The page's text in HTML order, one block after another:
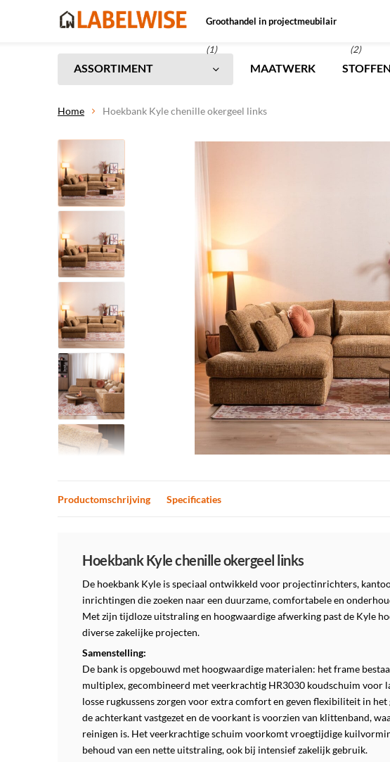
Groothandel in projectmeubilair
(1) (2)
ASSORTIMENT MAATWERK STOFFEN
Home Hoekbank Kyle chenille okergeel links
Productomschrijving Specificaties
Hoekbank Kyle chenille okergeel links
De hoekbank Kyle is speciaal ontwikkeld voor projectinrichters,
inrichtingen die zoeken naar een duurzame, comfortabele en
Met zijn tijdloze uitstraling en hoogwaardige afwerking past de Kyle
diverse zakelijke projecten.
Samenstelling:
De bank is opgebouwd met hoogwaardige materialen: het frame
multiplex, gecombineerd met veerkrachtig HR3030 koudschuim voor
losse rugkussens zorgen voor extra comfort en geven flexibiliteit in het
de achterkant vastgezet en de voorkant is voorzien van klittenband,
reinigen is. Het veerkrachtige schuim voorkomt vroegtijdige
behoud van een nette uitstraling, ook bij intensief zakelijk gebruik.